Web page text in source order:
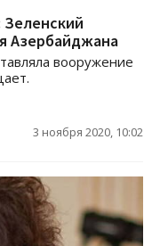
Зеленский
Азербайджана
вооружение
3 ноября 2020, 10:02